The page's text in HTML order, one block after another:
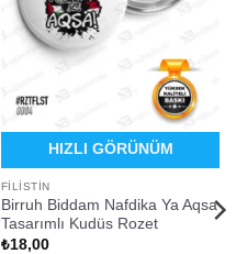
HIZLI GÖRÜNÜM
FILISTIN
Birruh Biddam Nafdika Ya Aqsa
Tasarımlı Kudüs Rozet
₺18,00